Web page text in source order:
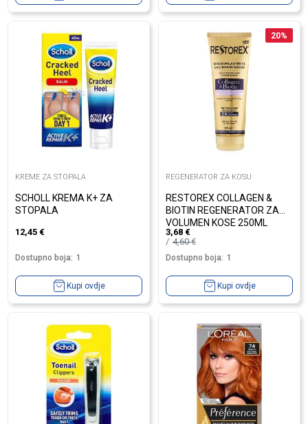
KREME ZA STOPALA
SCHOLL KREMA K+ ZA
STOPALA
12,45 €
Dostupno boja: 1
Kupi ovdje
20%
REGENERATOR ZA KOSU
RESTOREX COLLAGEN &
BIOTIN REGENERATOR ZA
VOLUMEN KOSE 250ML
3,68 €
4,60€
Dostupno boja: 1
Kupi ovdje